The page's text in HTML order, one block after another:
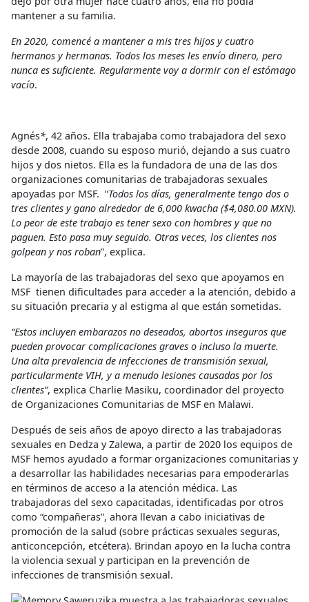
mantener a su familia.
En 2020, comencé a mantener a mis tres hijos y cuatro
hermanos y hermanas. Todos los meses les envío dinero, pero
nunca es suficiente. Regularmente voy a dormir con el estómago
vacío.
Agnés*, 42 años. Ella trabajaba como trabajadora del sexo
desde 2008, cuando su esposo murió, dejando a sus cuatro
hijos y dos nietos. Ella es la fundadora de una de las dos
organizaciones comunitarias de trabajadoras sexuales
apoyadas por MSF. “Todos los días, generalmente tengo dos o
tres clientes y gano alrededor de 6,000 kwacha ($4,080.00 MXN).
Lo peor de este trabajo es tener sexo con hombres y que no
paguen. Esto pasa muy seguido. Otras veces, los clientes nos
golpean y nos roban”, explica.
La mayoría de las trabajadoras del sexo que apoyamos en
MSF tienen dificultades para acceder a la atención, debido a
su situación precaria y al estigma al que están sometidas.
“Estos incluyen embarazos no deseados, abortos inseguros que
pueden provocar complicaciones graves o incluso la muerte.
Una alta prevalencia de infecciones de transmisión sexual,
particularmente VIH, y a menudo lesiones causadas por los
clientes”, explica Charlie Masiku, coordinador del proyecto
de Organizaciones Comunitarias de MSF en Malawi.
Después de seis años de apoyo directo a las trabajadoras
sexuales en Dedza y Zalewa, a partir de 2020 los equipos de
MSF hemos ayudado a formar organizaciones comunitarias y
a desarrollar las habilidades necesarias para empoderarlas
en términos de acceso a la atención médica. Las
trabajadoras del sexo capacitadas, identificadas por otros
como “compañeras”, ahora llevan a cabo iniciativas de
promoción de la salud (sobre prácticas sexuales seguras,
anticoncepción, etcétera). Brindan apoyo en la lucha contra
la violencia sexual y participan en la prevención de
infecciones de transmisión sexual.